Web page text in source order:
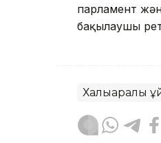
парламент
бақылаушы
Халықаралық